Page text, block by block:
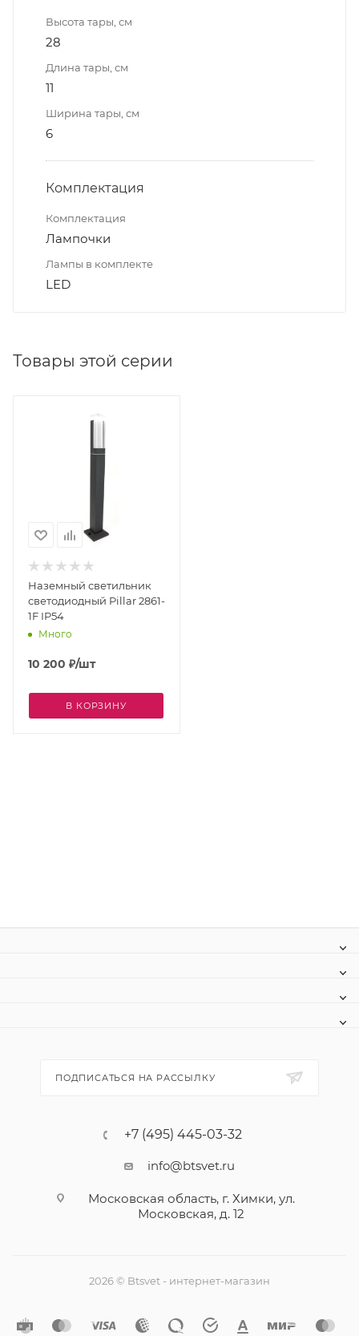
Высота тары, см
28
Длина тары, см
11
Ширина тары, см
6
Комплектация
Комплектация
Лампочки
Лампы в комплекте
LED
Товары этой серии
Наземный светильник
светодиодный Pillar 2861-
1F IP54
Много
10 200 ₽/шт
В КОРЗИНУ
ПОДПИСАТЬСЯ НА РАССЫЛКУ
+7 (495) 445-03-32
info@btsvet.ru
Московская область, г. Химки, ул.
Московская, д. 12
2026 © Btsvet - интернет-магазин